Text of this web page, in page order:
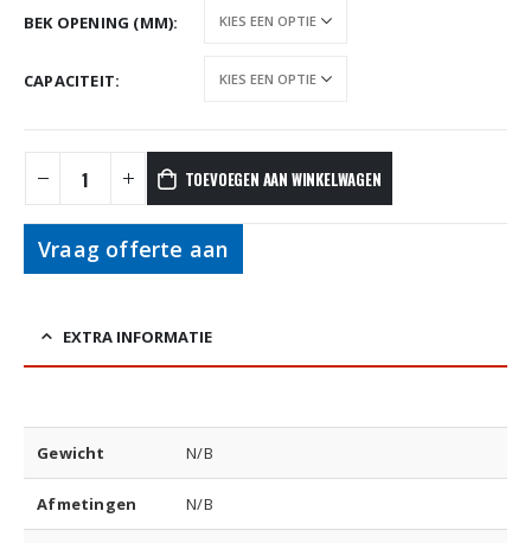
BEK OPENING (MM)
CAPACITEIT
TOEVOEGEN AAN WINKELWAGEN
Vraag offerte aan
EXTRA INFORMATIE
Gewicht N/B
Afmetingen N/B